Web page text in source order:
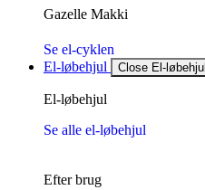
Gazelle Makki
Se el-cyklen
El-løbehjul
Close El-løbehjul
El-løbehjul
Se alle el-løbehjul
Efter brug